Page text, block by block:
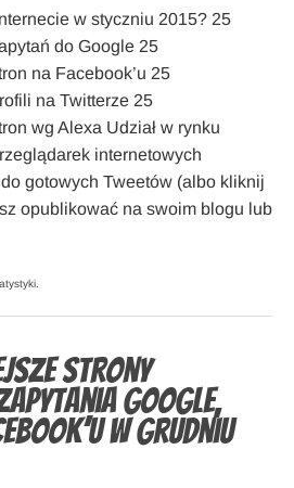
w styczniu 2015? 25
do Google 25
na Facebook’u 25
na Twitterze 25
wg Alexa Udział w rynku
internetowych
gotowych Tweetów (albo kliknij
opublikować na swoim blogu lub
strony
Google,
w grudniu